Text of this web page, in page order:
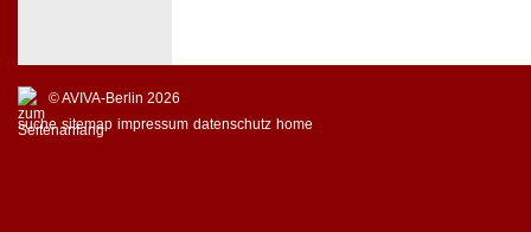
© AVIVA-Berlin 2026
suche sitemap impressum datenschutz home